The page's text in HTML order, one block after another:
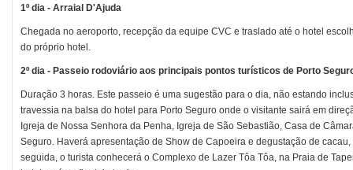
1º dia - Arraial D'Ajuda
Chegada no aeroporto, recepção da equipe CVC e traslado até o hotel
do próprio hotel.
2º dia - Passeio rodoviário aos principais pontos turísticos de Porto
Duração 3 horas. Este passeio é uma sugestão para o dia, não estando
travessia na balsa do hotel para Porto Seguro onde o visitante sairá em
Igreja de Nossa Senhora da Penha, Igreja de São Sebastião, Casa de
Seguro. Haverá apresentação de Show de Capoeira e degustação de
seguida, o turista conhecerá o Complexo de Lazer Tôa Tôa, na Praia de